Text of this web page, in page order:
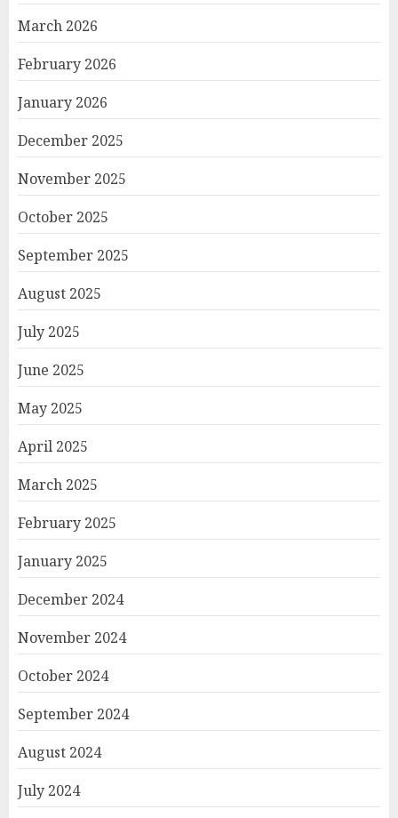
March 2026
February 2026
January 2026
December 2025
November 2025
October 2025
September 2025
August 2025
July 2025
June 2025
May 2025
April 2025
March 2025
February 2025
January 2025
December 2024
November 2024
October 2024
September 2024
August 2024
July 2024